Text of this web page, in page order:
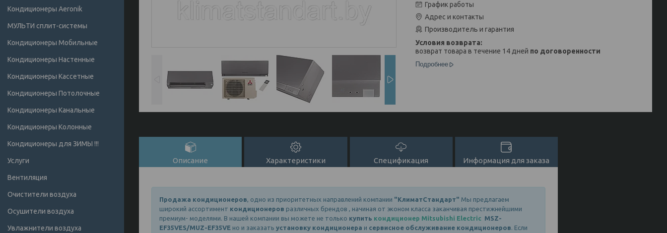
График работы
Адрес и контакты
Производитель и гарантия
возврат товара в течение 14 дней по договоренности
Подробнее
Описание Характеристики Спецификация Информация для заказа
Продажа кондиционеров, одно из приоритетных направлений компании "КлиматСтандарт" Мы предлагаем
широкий ассортимент кондиционеров различных брендов , начиная от эконом класса заканчивая престижнейшими
премиум- моделями. В нашей компании вы можете не только купить кондиционер Mitsubishi Electric MSZ-
EF35VES/MUZ-EF35VE но и заказать установку кондиционера и сервисное обслуживание кондиционеров. Если
Кондиционеры Аeronik
МУЛЬТИ сплит-системы
Кондиционеры Мобильные
Кондиционеры Настенные
Кондиционеры Кассетные
Кондиционеры Потолочные
Кондиционеры Канальные
Кондиционеры Колонные
Кондиционеры для ЗИМЫ !!!
Услуги
Вентиляция
Очистители воздуха
Осушители воздуха
Увлажнители воздуха